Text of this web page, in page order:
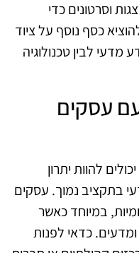
וסרטונים כדי
כסף נוסף על ציוד
מדעי לבין טכנולוגיה
עסקים
להוות יתרון
בתקציב נמוך. עסקים
במיוחד כאשר
כדאי לפנות